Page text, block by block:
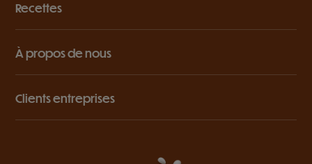
Recettes
À propos de nous
Clients entreprises